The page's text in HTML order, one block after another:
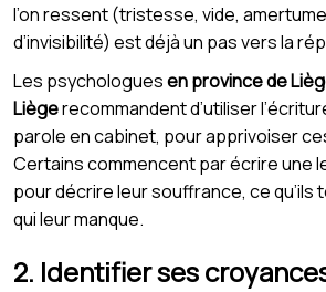
l’on ressent (tristesse, vide,
d’invisibilité) est déjà un pas vers la
Les psychologuesen province de
Liègerecommandent d’utiliser
parole en cabinet, pour apprivoiser
Certains commencent par écrire une
pour décrire leur souffrance, ce qu’ils
qui leur manque.
2. Identifier ses